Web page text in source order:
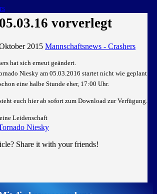
LEIDENSCHAFTvorverlegt
2015 Mannschaftsnews - Crashers
hat sich erneut geändert.
Niesky am 05.03.2016 startet nicht wie geplant
eine halbe Stunde eher, 17:00 Uhr.
euch hier ab sofort zum Download zur Verfügung.
Leidenschaft
Niesky
Share it with your friends!